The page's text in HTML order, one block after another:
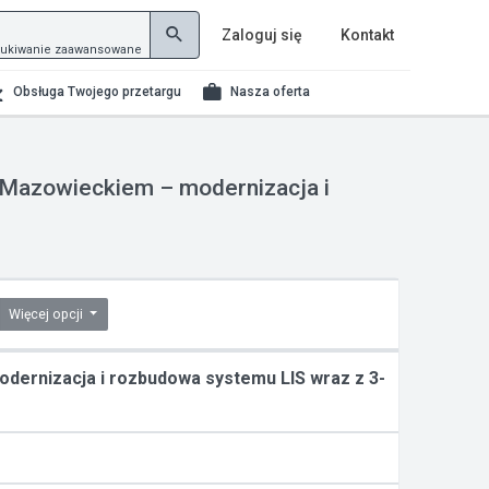
zaawansowane
Zaloguj się Kontakt
Obsługa Twojego przetargu Nasza oferta
– modernizacja i
Więcej opcji
i rozbudowa systemu LIS wraz z 3-